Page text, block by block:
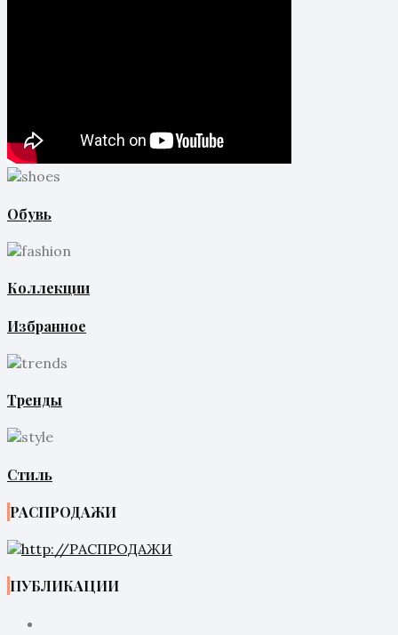
Обувь
Коллекции
Избранное
Тренды
Стиль
РАСПРОДАЖИ
ПУБЛИКАЦИИ